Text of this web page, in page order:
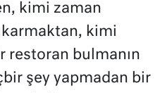
kimi zaman
kimi
restoran bulmanın
şey yapmadan bir